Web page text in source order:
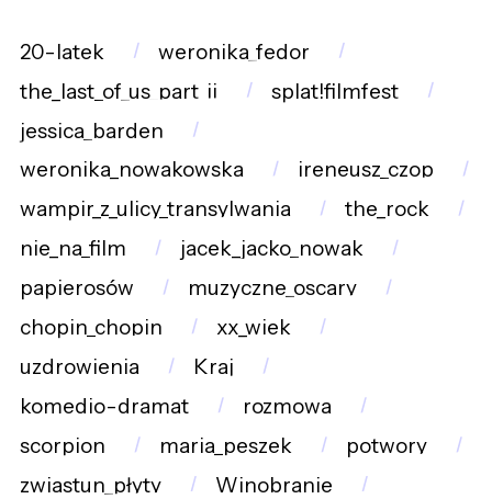
20-latek
weronika_fedor
the_last_of_us_part_ii
splat!filmfest
jessica_barden
weronika_nowakowska
ireneusz_czop
wampir_z_ulicy_transylwania
the_rock
nie_na_film
jacek_jacko_nowak
papierosów
muzyczne_oscary
chopin_chopin
xx_wiek
uzdrowienia
Kraj
komedio-dramat
rozmowa
scorpion
maria_peszek
potwory
zwiastun_płyty
Winobranie